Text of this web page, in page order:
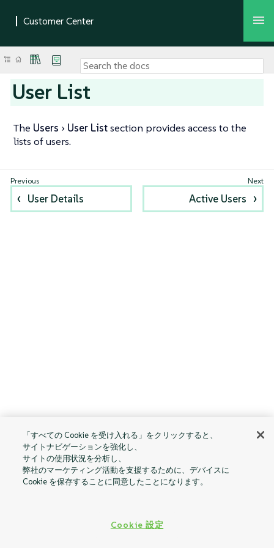
User List
The Users User Listsection provides access to the
lists of users.
User Details Active Users
「すべての Cookie を受け入れる」をクリックすると、
サイトナビゲーションを強化し、
サイトの使用状況を分析し、
弊社のマーケティング活動を支援するために、デバイスに
Cookie を保存することに同意したことになります。
Cookie 設定